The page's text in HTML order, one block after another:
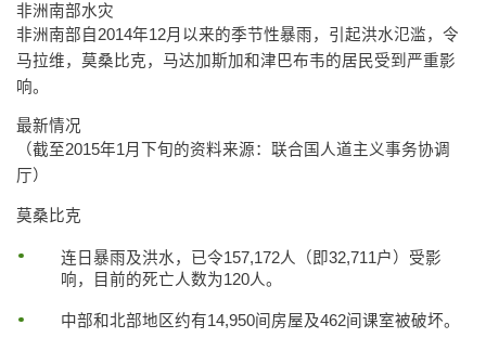
非洲南部水灾
非洲南部自2014年12月以来的季节性暴雨，引起洪水氾滥，令
马拉维，莫桑比克，马达加斯加和津巴布韦的居民受到严重影
响。
最新情况
（截至2015年1月下旬的资料来源：联合国人道主义事务协调
厅）
莫桑比克
连日暴雨及洪水，已令157,172人（即32,711户）受影
响，目前的死亡人数为120人。
中部和北部地区约有14,950间房屋及462间课室被破坏。